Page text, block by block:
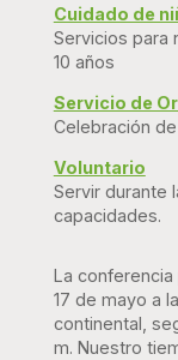
Cuidado de
Servicios para
10 años
Servicio de
Celebración
Voluntario
Servir durante
capacidades.
La
17 de mayo a
continental,
m. Nuestro